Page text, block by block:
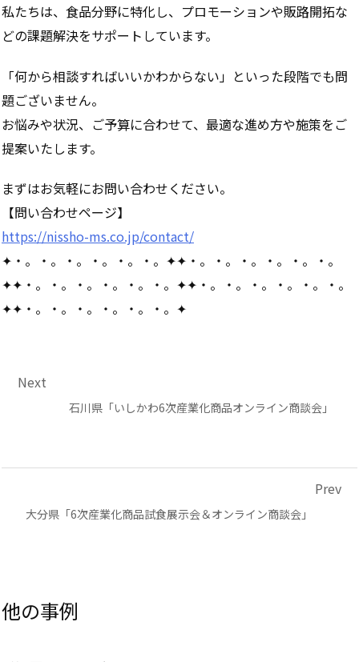
私たちは、食品分野に特化し、プロモーションや販路開拓な
どの課題解決をサポートしています。
「何から相談すればいいかわからない」といった段階でも問
題ございません。
お悩みや状況、ご予算に合わせて、最適な進め方や施策をご
提案いたします。
まずはお気軽にお問い合わせください。
【問い合わせページ】
https://nissho-ms.co.jp/contact/
✦・。・。・。・。・。・。✦✦・。・。・。・。・。・。
✦✦・。・。・。・。・。・。✦✦・。・。・。・。・。・。
✦✦・。・。・。・。・。・。✦
石川県「いしかわ6次産業化商品オンライン商談会」
Next
大分県「6次産業化商品試食展示会＆オンライン商談会」
Prev